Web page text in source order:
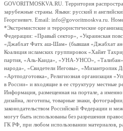
GOVORITMOSKVA.RU. Территория
зарубежные страны. Языки: русский и
Георгиевич. Email: info@govoritmoskva.ru.
*Экстремистские и террористические
Федерации: «Правый сектор», «Украинская
«Джабхат Фатх аш-Шам» (бывшая «Джабхат
Коалиция исламских группировок «Хайят
партия, «Аль-Каида», «УНА-УНСО»,
народа», «Свидетели Иеговы», «Мизантропик
«Артподготовка», Религиозная организация
в России» и входящие в ее структуру местные
Информация, размещенная на портале, а
дизайна, логотипы, товарные знаки,
законодательством Российской Федерации и
могут быть использованы без разрешения
ГК РФ, при любом использовании материалов,